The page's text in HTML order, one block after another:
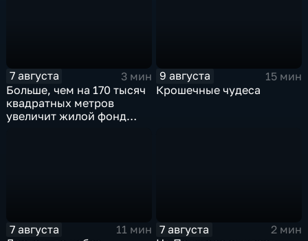
7 августа
3 мин
Больше, чем на 170 тысяч
квадратных метров
увеличит жилой фонд
9 августа
15 мин
Крошечные чудеса
7 августа
11 мин
7 августа
2 мин